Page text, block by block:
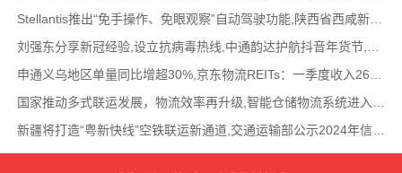
Stellantis推出“免手操作、免眼观察”自动驾驶功能,陕西省西咸新区公示首批智能网联道路测试
新疆将打造“粤新快线”空铁联运新通道,交通运输部公示2024年信用交通典型案例,网络货运平